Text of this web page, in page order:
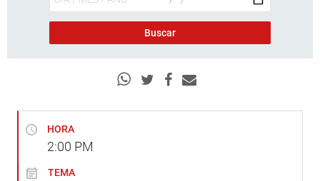
HORA
2:00 PM
TEMA